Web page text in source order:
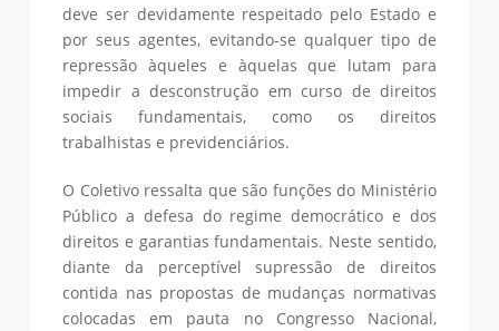
deve ser devidamente respeitado pelo Estado e
por seus agentes, evitando-se qualquer tipo de
repressão àqueles e àquelas que lutam para
impedir a desconstrução em curso de direitos
sociais fundamentais, como os direitos
trabalhistas e previdenciários.
O Coletivo ressalta que são funções do Ministério
Público a defesa do regime democrático e dos
direitos e garantias fundamentais. Neste sentido,
diante da perceptível supressão de direitos
contida nas propostas de mudanças normativas
colocadas em pauta no Congresso Nacional,